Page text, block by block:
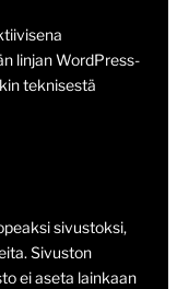
linjan WordPress-
teknisestä
sivustoksi,
Sivuston
ei aseta lainkaan